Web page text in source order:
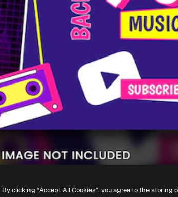
By clicking “Accept All Cookies”, you agree to the storing